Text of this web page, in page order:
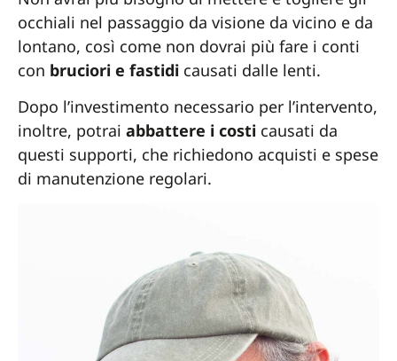
occhiali nel passaggio da visione da vicino e da
lontano, così come non dovrai più fare i conti
con bruciori e fastidi causati dalle lenti.
Dopo l’investimento necessario per l’intervento,
inoltre, potrai abbattere i costi causati da
questi supporti, che richiedono acquisti e spese
di manutenzione regolari.